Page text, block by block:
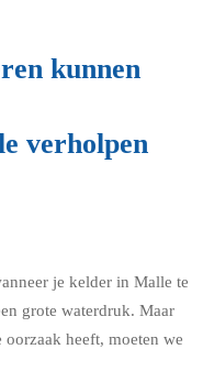
kunnen
verholpen
je kelder in Malle te
grote waterdruk. Maar
heeft, moeten we